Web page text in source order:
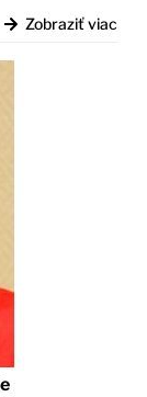
Zobraziť viac